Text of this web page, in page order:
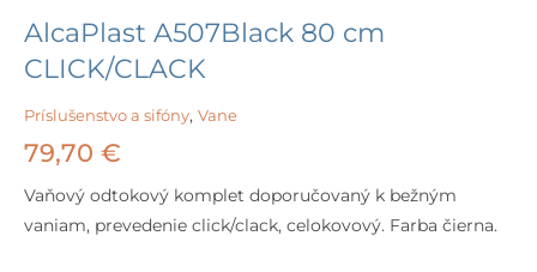
AlcaPlast A507Black 80 cm
CLICK/CLACK
Príslušenstvo a sifóny, Vane
79,70 €
Vaňový odtokový komplet doporučovaný k bežným
vaniam, prevedenie click/clack, celokovový. Farba čierna.